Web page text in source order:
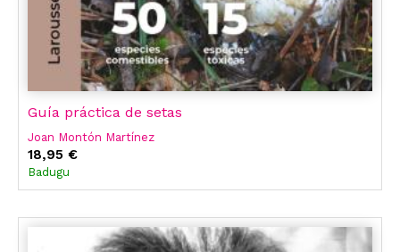
Guía práctica de setas
Joan Montón Martínez
18,95 €
Badugu